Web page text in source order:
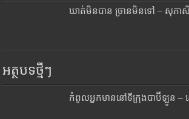
ឃាត់មិនបាន ច្រានមិនទៅ – សុភាសិ
អត្ថបទថ្មីៗ
កំពូលអ្នកមាននៅទីក្រុងបាប៊ីឡូន –